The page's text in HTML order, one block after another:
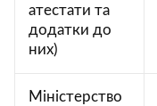
атестати та
додатки до
них)
Міністерство